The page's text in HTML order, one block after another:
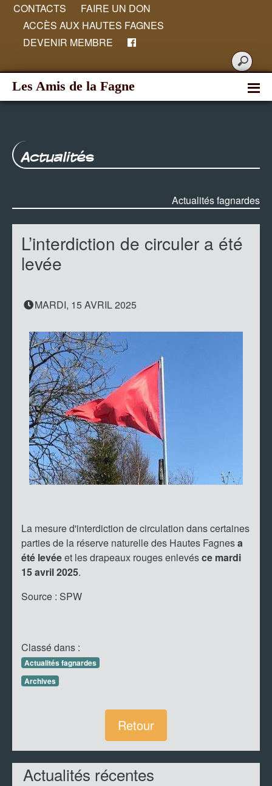
CONTACTS
FAIRE UN DON
ACCÈS AUX HAUTES FAGNES
DEVENIR MEMBRE
Les Amis de la Fagne
Actualités
Actualités fagnardes
L’interdiction de circuler a été
levée
MARDI, 15 AVRIL 2025
La mesure d'interdiction de circulation dans certaines
parties de la réserve naturelle des Hautes Fagnesa
été levéeet les drapeaux rouges enlevésce mardi
15 avril 2025.
Source : SPW
Classé dans :
Actualités fagnardes
Archives
Retour
Actualités récentes